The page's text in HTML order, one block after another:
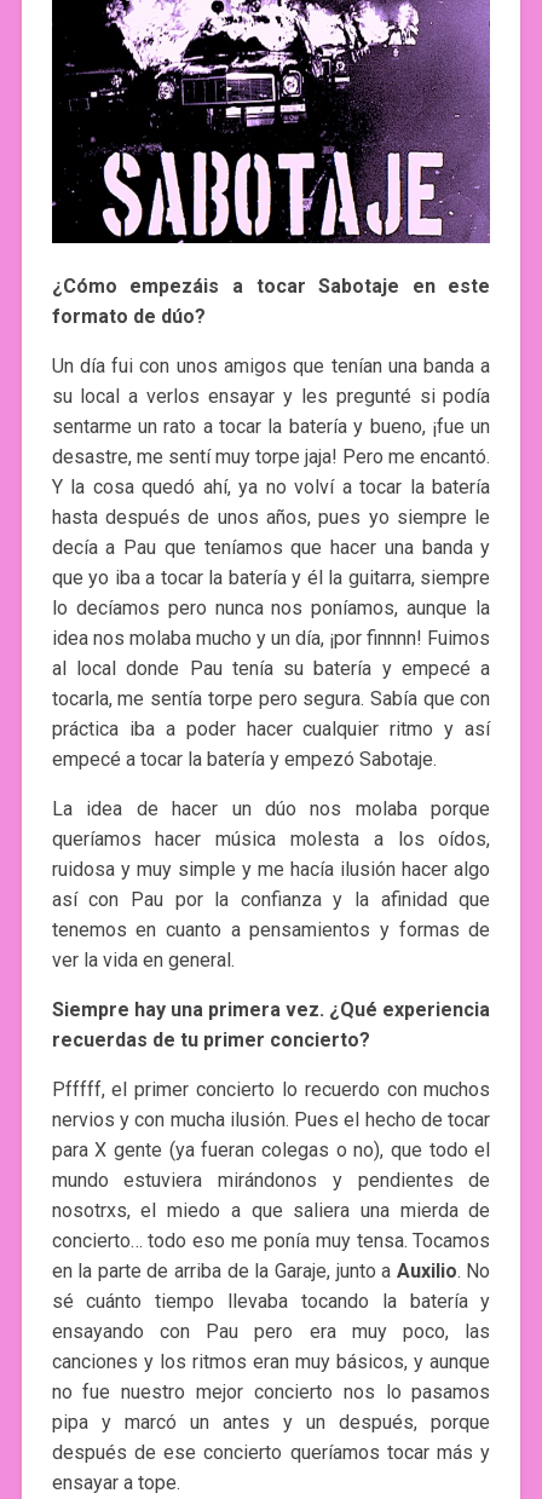
¿Cómo empezáis a tocar Sabotaje en este
formato de dúo?
Un día fui con unos amigos que tenían una banda a
su local a verlos ensayar y les pregunté si podía
sentarme un rato a tocar la batería y bueno, ¡fue un
desastre, me sentí muy torpe jaja! Pero me encantó.
Y la cosa quedó ahí, ya no volví a tocar la batería
hasta después de unos años, pues yo siempre le
decía a Pau que teníamos que hacer una banda y
que yo iba a tocar la batería y él la guitarra, siempre
lo decíamos pero nunca nos poníamos, aunque la
idea nos molaba mucho y un día, ¡por finnnn! Fuimos
al local donde Pau tenía su batería y empecé a
tocarla, me sentía torpe pero segura. Sabía que con
práctica iba a poder hacer cualquier ritmo y así
empecé a tocar la batería y empezó Sabotaje.
La idea de hacer un dúo nos molaba porque
queríamos hacer música molesta a los oídos,
ruidosa y muy simple y me hacía ilusión hacer algo
así con Pau por la confianza y la afinidad que
tenemos en cuanto a pensamientos y formas de
ver la vida en general.
Siempre hay una primera vez. ¿Qué experiencia
recuerdas de tu primer concierto?
Pfffff, el primer concierto lo recuerdo con muchos
nervios y con mucha ilusión. Pues el hecho de tocar
para X gente (ya fueran colegas o no), que todo el
mundo estuviera mirándonos y pendientes de
nosotrxs, el miedo a que saliera una mierda de
concierto… todo eso me ponía muy tensa. Tocamos
en la parte de arriba de la Garaje, junto a Auxilio. No
sé cuánto tiempo llevaba tocando la batería y
ensayando con Pau pero era muy poco, las
canciones y los ritmos eran muy básicos, y aunque
no fue nuestro mejor concierto nos lo pasamos
pipa y marcó un antes y un después, porque
después de ese concierto queríamos tocar más y
ensayar a tope.